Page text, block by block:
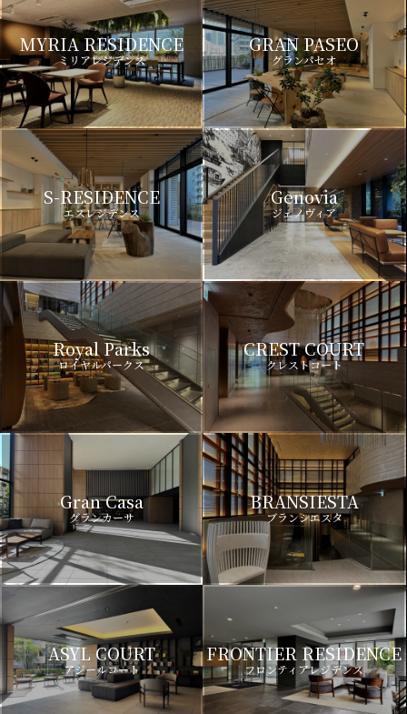
MYRIA RESIDENCE
ミリアレジデンス
GRAN PASEO
グランパセオ
S-RESIDENCE
エスレジデンス
Genovia
ジェノヴィア
Royal Parks
ロイヤルパークス
CREST COURT
クレストコート
Gran Casa
グランカーサ
BRANSIESTA
ブランシエスタ
ASYL COURT
アジールコート
FRONTIER RESIDENCE
フロンティアレジデンス